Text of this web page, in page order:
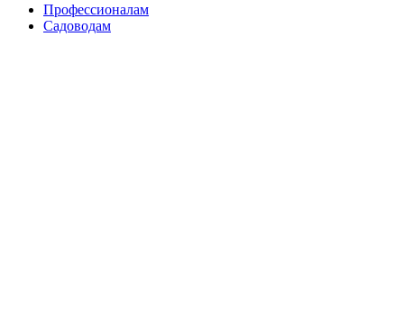
Профессионалам
Садоводам